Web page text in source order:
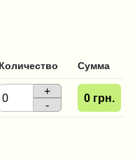
Количество Сумма
+
-
0 грн.